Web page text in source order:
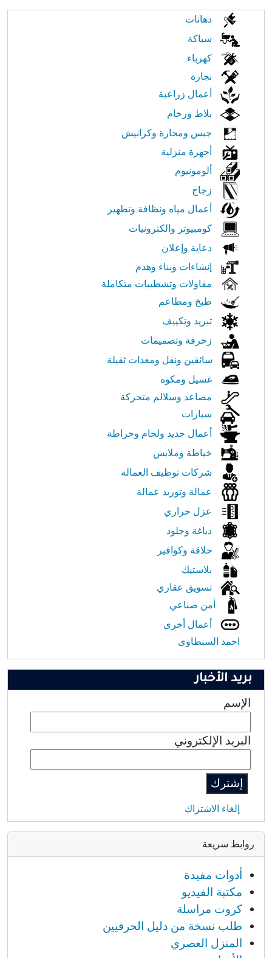
الابحار
النت
دهانات
سباكة
كهرباء
نجارة
أعمال زراعية
بلاط ورخام
جبس ومحارة وكرانيش
أجهزة منزلية
ألومونيوم
زجاج
أعمال مياه ونظافة وتطهير
كومبيوتر والكترونيات
دعاية وإعلان
إنشاءات وبناء وهدم
مقاولات وتشطيبات متكاملة
طبخ ومطاعم
تبريد وتكييف
زخرفة وتصميمات
سائقين ونقل ومعدات ثقيلة
غسيل ومكوه
مصاعد وسلالم متحركة
سيارات
أعمال حديد ولحام وخراطة
خياطة وملابس
شركات توظيف العمالة
عمالة وتوريد عمالة
عزل حراري
دباغة وجلود
حلاقة وكوافير
بلاستيك
تسويق عقاري
أمن صناعي
أعمال أخرى
احمد السنطاوى
بريد الأخبار
الإسم
البريد الإلكتروني
إلغاء الاشتراك
روابط سريعة
أدوات مفيدة
مكتبة الفيديو
كروت مراسلة
طلب نسخة من دليل الحرفيين
المنزل العصري